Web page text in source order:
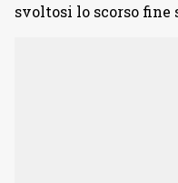
svoltosi lo scorso fine